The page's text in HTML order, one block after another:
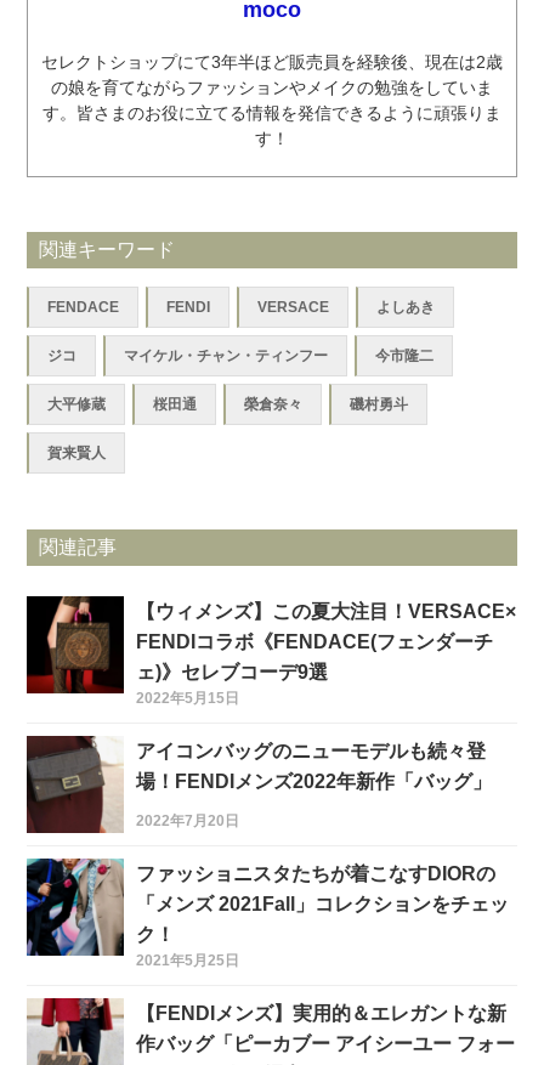
moco
セレクトショップにて3年半ほど販売員を経験後、現在は2歳
の娘を育てながらファッションやメイクの勉強をしていま
す。皆さまのお役に立てる情報を発信できるように頑張りま
す！
関連キーワード
FENDACE FENDI VERSACE よしあき
ジコ マイケル・チャン・ティンフー 今市隆二
大平修蔵 桜田通 榮倉奈々 磯村勇斗
賀来賢人
関連記事
【ウィメンズ】この夏大注目！VERSACE×
FENDIコラボ《FENDACE(フェンダーチ
ェ)》セレブコーデ9選
2022年5月15日
アイコンバッグのニューモデルも続々登
場！FENDIメンズ2022年新作「バッグ」
2022年7月20日
ファッショニスタたちが着こなすDIORの
「メンズ 2021Fall」コレクションをチェッ
ク！
2021年5月25日
【FENDIメンズ】実用的＆エレガントな新
作バッグ「ピーカブー アイシーユー フォー